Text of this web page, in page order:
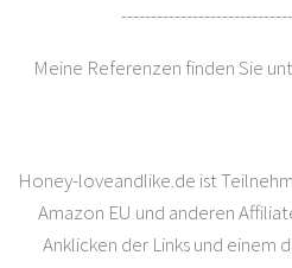
Meine Referenzen finden Sie
Honey-loveandlike.de ist
Amazon EU und anderen
Anklicken der Links und einem